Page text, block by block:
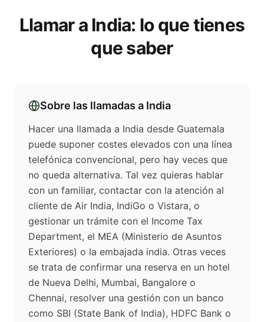
Llamar aIndia: lo que tienes
que saber
Sobre las llamadas a India
Hacer una llamada a India desde Guatemala
puede suponer costes elevados con una línea
telefónica convencional, pero hay veces que
no queda alternativa. Tal vez quieras hablar
con un familiar, contactar con la atención al
cliente de Air India, IndiGo o Vistara, o
gestionar un trámite con el Income Tax
Department, el MEA (Ministerio de Asuntos
Exteriores) o la embajada india. Otras veces
se trata de confirmar una reserva en un hotel
de Nueva Delhi, Mumbai, Bangalore o
Chennai, resolver una gestión con un banco
como SBI (State Bank of India), HDFC Bank o